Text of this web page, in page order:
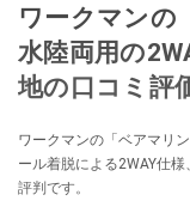
ワークマンの
水陸両用の
地の口コミ評
ワークマンの「ベアマリ
ール着脱による2WAY仕
評判です。